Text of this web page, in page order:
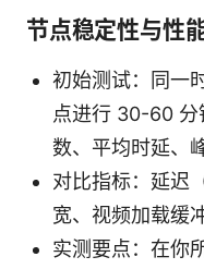
节点稳定性与性
初始测试：同一
点进行 30-60 分
数、平均时延、
对比指标：延迟
宽、视频加载缓
实测要点：在你